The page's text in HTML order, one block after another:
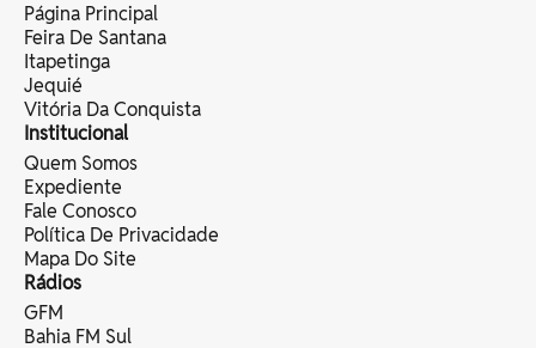
Página Principal
Feira De Santana
Itapetinga
Jequié
Vitória Da Conquista
Institucional
Quem Somos
Expediente
Fale Conosco
Política De Privacidade
Mapa Do Site
Rádios
GFM
Bahia FM Sul